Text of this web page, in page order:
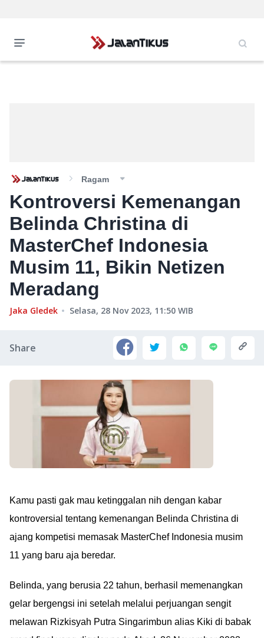
Ragam
Kontroversi Kemenangan
Belinda Christina di
MasterChef Indonesia
Musim 11, Bikin Netizen
Meradang
Jaka Gledek Selasa, 28 Nov 2023, 11:50 WIB
Share
Kamu pasti gak mau ketinggalan nih dengan kabar
kontroversial tentang kemenangan Belinda Christina di
ajang kompetisi memasak MasterChef Indonesia musim
11 yang baru aja beredar.
Belinda, yang berusia 22 tahun, berhasil memenangkan
gelar bergengsi ini setelah melalui perjuangan sengit
melawan Rizkisyah Putra Singarimbun alias Kiki di babak